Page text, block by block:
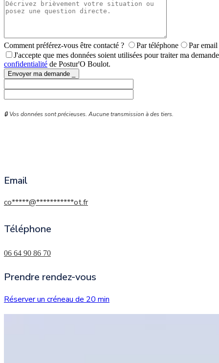
Comment préférez-vous être contacté ? Par téléphone
Par email
J'accepte que mes données soient utilisées pour traiter ma
confidentialité de Postur'O Boulot.
Envoyer ma demande _
🔒 Vos données sont précieuses. Aucune transmission à des tiers.
Email
co*****@***********ot.fr
Téléphone
06 64 90 86 70
Prendre rendez-vous
Réserver un créneau de 20 min